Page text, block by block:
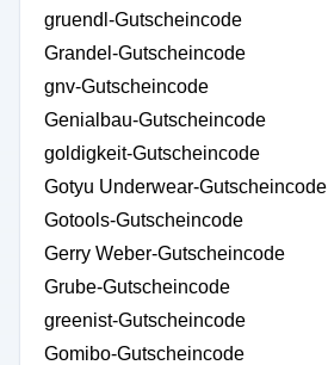
gruendl-Gutscheincode
Grandel-Gutscheincode
gnv-Gutscheincode
Genialbau-Gutscheincode
goldigkeit-Gutscheincode
Gotyu Underwear-Gutscheincode
Gotools-Gutscheincode
Gerry Weber-Gutscheincode
Grube-Gutscheincode
greenist-Gutscheincode
Gomibo-Gutscheincode